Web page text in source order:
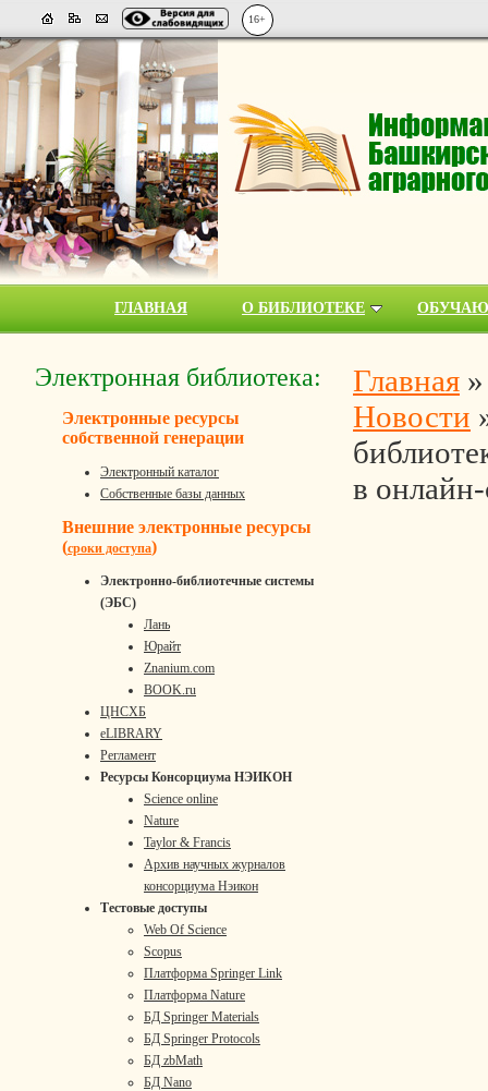
16+
ГЛАВНАЯ О БИБЛИОТЕКЕ
Электронная библиотека:
Электронные ресурсы
собственной генерации
Электронный каталог
Собственные базы данных
Внешние электронные ресурсы
(сроки доступа)
Электронно-библиотечные системы
(ЭБС)
Лань
Юрайт
Znanium.com
BOOK.ru
ЦНСХБ
eLIBRARY
Регламент
Ресурсы Консорциума НЭИКОН
Science online
Nature
Taylor & Francis
Архив научных журналов
консорциума Нэикон
Тестовые доступы
Web Of Science
Scopus
Платформа Springer Link
Платформа Nature
БД Springer Materials
БД Springer Protocols
БД zbMath
БД Nano
Главная
Новости
в